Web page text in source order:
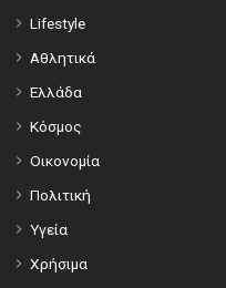
Lifestyle
Αθλητικά
Ελλάδα
Κόσμος
Οικονομία
Πολιτική
Υγεία
Χρήσιμα